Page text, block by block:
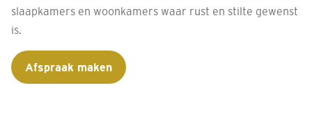
slaapkamers en woonkamers waar rust en stilte gewenst
is.
Afspraak maken